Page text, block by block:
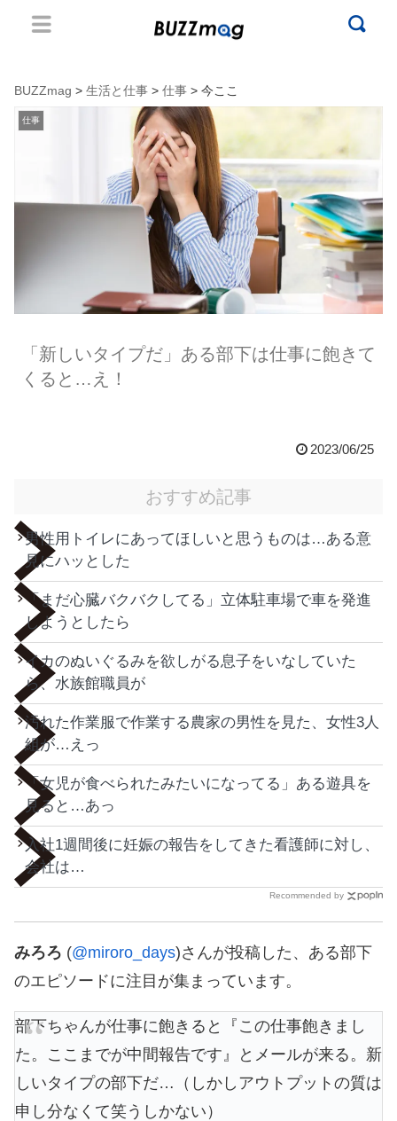
BUZZmag > 生活と仕事 > 仕事 > 今ここ
仕事
「新しいタイプだ」ある部下は仕事に飽きて
くると…え！
2023/06/25
おすすめ記事
男性用トイレにあってほしいと思うものは…ある意
見にハッとした
「まだ心臓バクバクしてる」立体駐車場で車を発進
しようとしたら
イカのぬいぐるみを欲しがる息子をいなしていた
ら、水族館職員が
汚れた作業服で作業する農家の男性を見た、女性3人
組が…えっ
「女児が食べられたみたいになってる」ある遊具を
見ると…あっ
入社1週間後に妊娠の報告をしてきた看護師に対し、
会社は…
Recommended by
みろろ (@miroro_days)さんが投稿した、ある部下
のエピソードに注目が集まっています。
部下ちゃんが仕事に飽きると『この仕事飽きまし
た。ここまでが中間報告です』とメールが来る。新
しいタイプの部下だ…（しかしアウトプットの質は
申し分なくて笑うしかない）